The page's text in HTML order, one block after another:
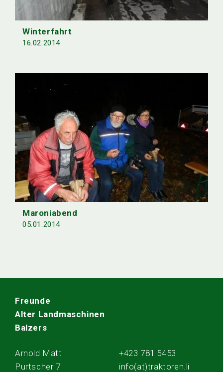
Winterfahrt
16.02.2014
Maroniabend
05.01.2014
Freunde
Alter Landmaschinen
Balzers
Arnold Matt
Purtscher 7
+423 781 5453
info(at)traktoren.li